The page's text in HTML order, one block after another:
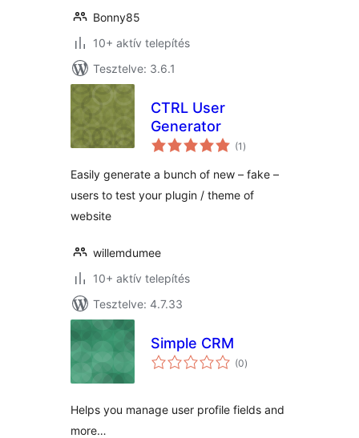
Bonny85
10+ aktív telepítés
Tesztelve: 3.6.1
CTRL User
Generator
(1 értékelés
összesen
)
Easily generate a bunch of new – fake –
users to test your plugin / theme of
website
willemdumee
10+ aktív telepítés
Tesztelve: 4.7.33
Simple CRM
(0értékelés
összesen
)
Helps you manage user profile fields and
more…